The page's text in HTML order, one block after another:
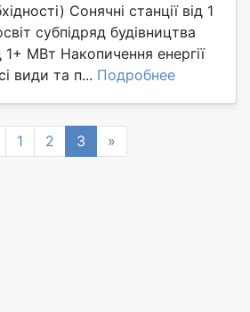
Сонячні станції від 1
субпідряд будівництва
МВт Накопичення енергії
види та п... Подробнее
1 2 3 »Next